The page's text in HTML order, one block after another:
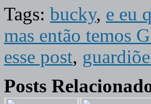
Tags: bucky, e eu
mas então temos
esse post,
Posts